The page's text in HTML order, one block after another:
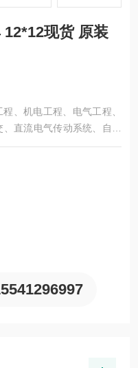
现货 原装
、机电工程、电气工程、
直流电气传动系统、自动
不但可以独立承包工程项
、食品、制药、电力、环